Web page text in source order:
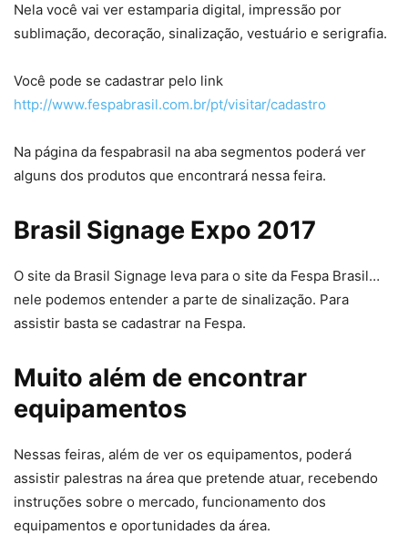
Nela você vai ver estamparia digital, impressão por
sublimação, decoração, sinalização, vestuário e serigrafia.
Você pode se cadastrar pelo link
http://www.fespabrasil.com.br/pt/visitar/cadastro
Na página da fespabrasil na aba segmentos poderá ver
alguns dos produtos que encontrará nessa feira.
Brasil Signage Expo 2017
O site da Brasil Signage leva para o site da Fespa Brasil…
nele podemos entender a parte de sinalização. Para
assistir basta se cadastrar na Fespa.
Muito além de encontrar
equipamentos
Nessas feiras, além de ver os equipamentos, poderá
assistir palestras na área que pretende atuar, recebendo
instruções sobre o mercado, funcionamento dos
equipamentos e oportunidades da área.